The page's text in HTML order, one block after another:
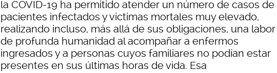
la COVID-19 ha permitido atender un número de casos de
pacientes infectados y víctimas mortales muy elevado,
realizando incluso, más allá de sus obligaciones, una labor
de profunda humanidad al acompañar a enfermos
ingresados y a personas cuyos familiares no podían estar
presentes en sus últimas horas de vida. Esa